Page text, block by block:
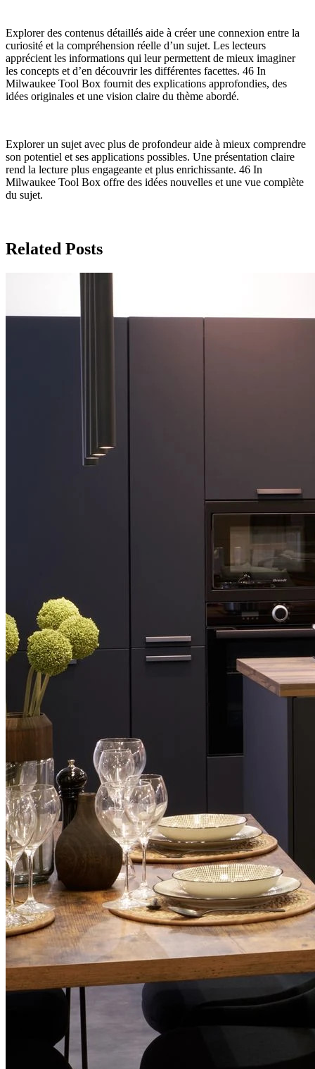
Explorer des contenus détaillés aide à créer une connexion entre la
curiosité et la compréhension réelle d’un sujet. Les lecteurs
apprécient les informations qui leur permettent de mieux imaginer
les concepts et d’en découvrir les différentes facettes. 46 In
Milwaukee Tool Box fournit des explications approfondies, des
idées originales et une vision claire du thème abordé.
Explorer un sujet avec plus de profondeur aide à mieux comprendre
son potentiel et ses applications possibles. Une présentation claire
rend la lecture plus engageante et plus enrichissante. 46 In
Milwaukee Tool Box offre des idées nouvelles et une vue complète
du sujet.
Related Posts